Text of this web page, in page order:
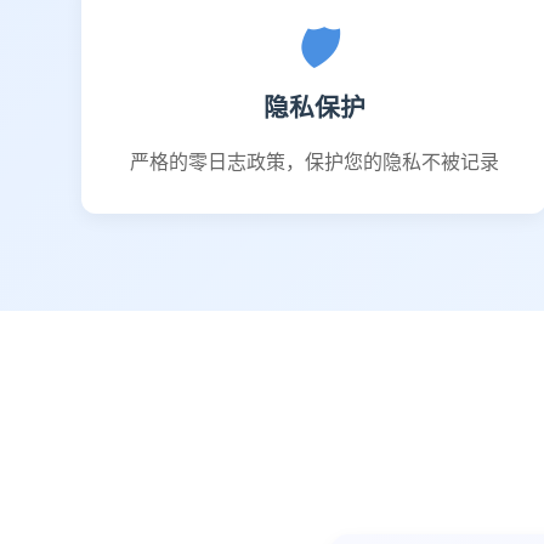
🛡️
隐私保护
严格的零日志政策，保护您的隐私不被记录